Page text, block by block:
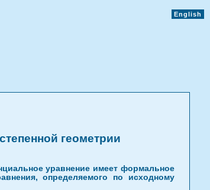
English
геометрии
уравнение имеет формальное
определяемого по исходному